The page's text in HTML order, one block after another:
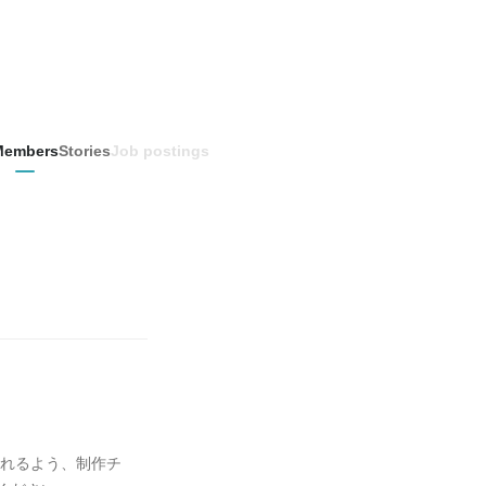
StoriesJob postings
るよう、制作チ